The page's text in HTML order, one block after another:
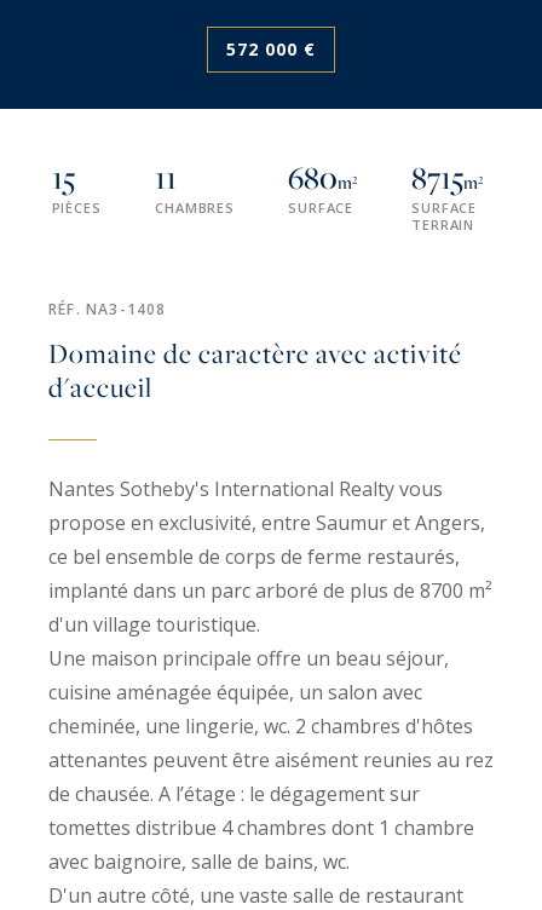
572 000 €
15
PIÈCES
11
CHAMBRES
680m²
SURFACE
8715m²
SURFACE
TERRAIN
RÉF. NA3-1408
Domaine de caractère avec activité
d'accueil
Nantes Sotheby's International Realty vous
propose en exclusivité, entre Saumur et Angers,
ce bel ensemble de corps de ferme restaurés,
implanté dans un parc arboré de plus de 8700 m²
d'un village touristique.
Une maison principale offre un beau séjour,
cuisine aménagée équipée, un salon avec
cheminée, une lingerie, wc. 2 chambres d'hôtes
attenantes peuvent être aisément reunies au rez
de chausée. A l’étage : le dégagement sur
tomettes distribue 4 chambres dont 1 chambre
avec baignoire, salle de bains, wc.
D'un autre côté, une vaste salle de restaurant